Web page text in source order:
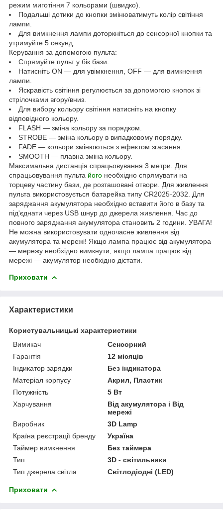
режим миготіння 7 кольорами (швидко).
Подальші дотики до кнопки змінюватимуть колір світіння
лампи.
Для вимкнення лампи доторкніться до сенсорної кнопки та
утримуйте 5 секунд.
Керування за допомогою пульта:
Спрямуйте пульт у бік бази.
Натисніть ON — для увімкнення, OFF — для вимкнення
лампи.
Яскравість світіння регулюється за допомогою кнопок зі
стрілочками вгору/вниз.
Для вибору кольору світіння натисніть на кнопку
відповідного кольору.
FLASH — зміна кольору за порядком.
STROBE — зміна кольору в випадковому порядку.
FADE — кольори змінюються з ефектом згасання.
SMOOTH — плавна зміна кольору.
Максимальна дистанція спрацьовування 3 метри. Для
спрацьовування пульта його необхідно спрямувати на
торцеву частину бази, де розташовані отвори. Для живлення
пульта використовується батарейка типу CR2025-2032. Для
заряджання акумулятора необхідно вставити його в базу та
під'єднати через USB шнур до джерела живлення. Час до
повного заряджання акумулятора становить 2 години. УВАГА!
Не можна використовувати одночасне живлення від
акумулятора та мережі! Якщо лампа працює від акумулятора
— мережу необхідно вимкнути, якщо лампа працює від
мережі — акумулятор необхідно дістати.
Приховати
Характеристики
Користувальницькі характеристики
Вимикач
Сенсорний
Гарантія
12 місяців
Індикатор зарядки
Без індикатора
Матеріал корпусу
Акрил, Пластик
Потужність
5 Вт
Харчування
Від акумулятора і Від
мережі
Виробник
3D Lamp
Країна реєстрації бренду
Україна
Таймер вимкнення
Без таймера
Тип
3D - світильники
Тип джерела світла
Світлодіодні (LED)
Приховати